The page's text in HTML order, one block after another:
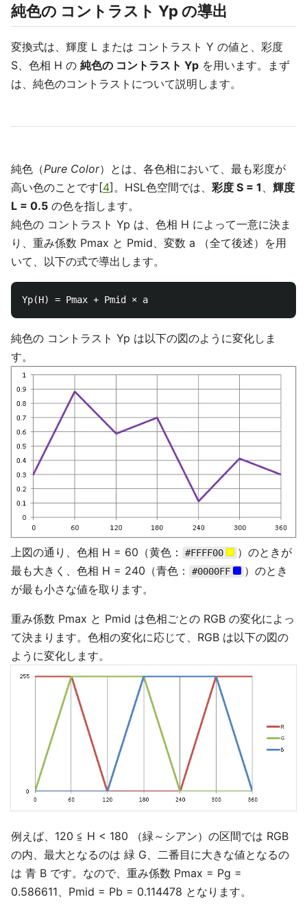
純色の コントラスト Yp の導出
変換式は、輝度 L または コントラスト Y の値と、彩度
S、色相 H の 純色の コントラスト Yp を用います。まず
は、純色のコントラストについて説明します。
純色（Pure Color）とは、各色相において、最も彩度が
高い色のことです[4]。HSL色空間では、 彩度 S = 1 、 輝度
L = 0.5 の色を指します。
純色の コントラスト Yp は、色相 H によって一意に決ま
り、重み係数 Pmax と Pmid、変数 a （全て後述）を用
いて、以下の式で導出します。
純色の コントラスト Yp は以下の図のように変化しま
す。
上図の通り、色相 H = 60（黄色： #FFFF00
）のときが
最も大きく、色相 H = 240（青色：
#0000FF
）のとき
が最も小さな値を取ります。
重み係数 Pmax と Pmid は色相ごとの RGB の変化によっ
て決まります。色相の変化に応じて、RGB は以下の図の
ように変化します。
例えば、120 ≦ H < 180 （緑～シアン）の区間では RGB
の内、最大となるのは 緑 G、二番目に大きな値となるの
は 青 B です。なので、重み係数 Pmax = Pg =
0.586611、Pmid = Pb = 0.114478 となります。